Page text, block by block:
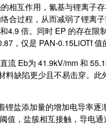
相互作用，氰基与锂离子
合过程，从而减弱了锂离
4.9 倍。同时 EP 的存在
，仅是 PAN-0.15LiOTf 值
流 Eb为 41.9kV/mm 和
料缺陷更少且不易击穿。
锂盐添加量的增加电导率逐
，盐簇相互接触，导电通